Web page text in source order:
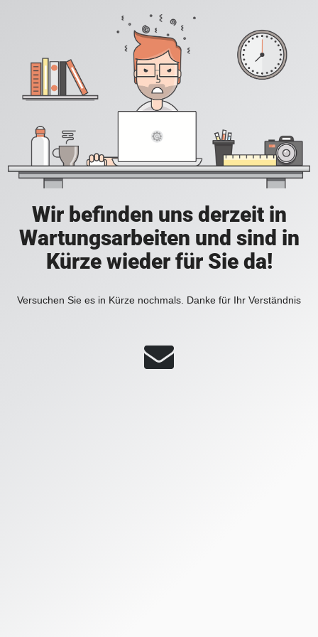
Wir befinden uns derzeit in
Wartungsarbeiten und sind in
Kürze wieder für Sie da!
Versuchen Sie es in Kürze nochmals. Danke für Ihr Verständnis